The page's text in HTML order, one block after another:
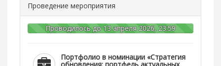
Проведение мероприятия
Проводилось до 13 апреля 2026, 23:59
Портфолио в номинации «Стратегия